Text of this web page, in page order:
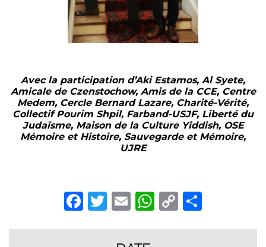
Avec la participation d’Aki Estamos, Al Syete,
Amicale de Czenstochow, Amis de la CCE, Centre
Medem, Cercle Bernard Lazare, Charité-Vérité,
Collectif Pourim Shpil, Farband-USJF, Liberté du
Judaïsme, Maison de la Culture Yiddish, OSE
Mémoire et Histoire, Sauvegarde et Mémoire,
UJRE
Facebook
Twitter
EmailWhatsApp
Copy